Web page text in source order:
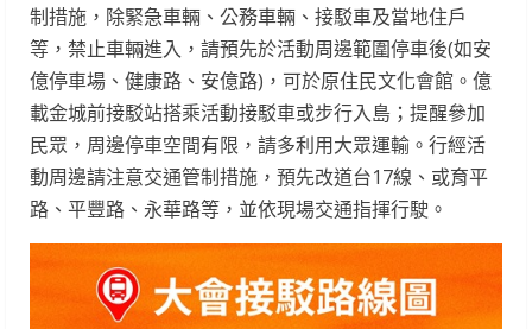
制措施，除緊急車輛、公務車輛、接駁車及當地住戶
等，禁止車輛進入，請預先於活動周邊範圍停車後(如安
億停車場、健康路、安億路)，可於原住民文化會館。億
載金城前接駁站搭乘活動接駁車或步行入島；提醒參加
民眾，周邊停車空間有限，請多利用大眾運輸。行經活
動周邊請注意交通管制措施，預先改道台17線、或育平
路、平豐路、永華路等，並依現場交通指揮行駛。